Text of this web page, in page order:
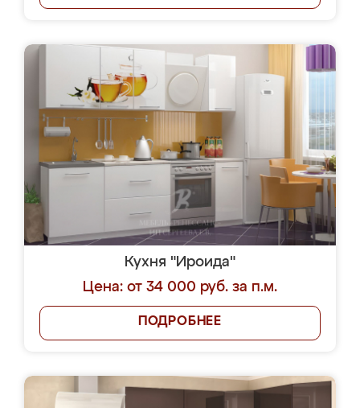
Кухня "Ироида"
Цена: от 34 000 руб. за п.м.
ПОДРОБНЕЕ